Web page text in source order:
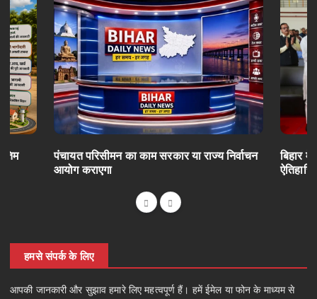
पंचायत परिसीमन का काम सरकार या राज्य निर्वाचन
आयोग कराएगा
बिहार
हमसे संपर्क के लिए
आपकी जानकारी और सुझाव हमारे लिए महत्वपूर्ण हैं। हमें ईमेल या फोन के माध्यम से